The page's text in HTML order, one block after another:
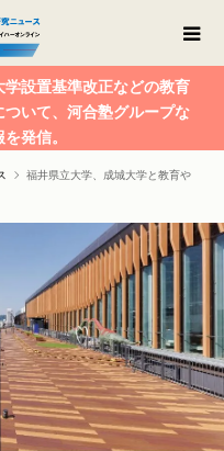
学設置基準改正などの教育
ついて、河合塾グループな
発信。
福井県立大学、成城大学と教育や